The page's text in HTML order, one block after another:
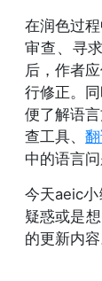
在润色过
审查、寻
后，作者
行修正。
便了解语
查工具、
中的语言问
今天aeic
疑惑或是
的更新内容